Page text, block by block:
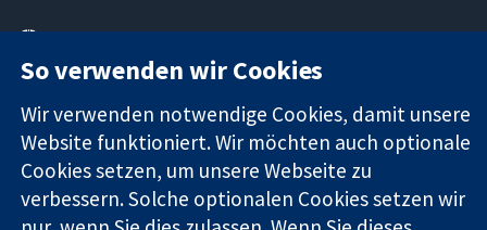
Zuverlässige
Evidenz
Informierte
Entscheidungen
Bessere
Gesundheit
Square
W1G0AN
Vereinigtes
Pressestelle
Über uns
Cochrane
Library
So verwenden wir Cookies
Wir verwenden notwendige Cookies, damit unsere
Website funktioniert. Wir möchten auch optionale
Cookies setzen, um unsere Webseite zu
verbessern. Solche optionalen Cookies setzen wir